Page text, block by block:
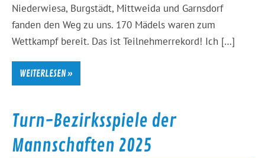
Niederwiesa, Burgstädt, Mittweida und Garnsdorf
fanden den Weg zu uns. 170 Mädels waren zum
Wettkampf bereit. Das ist Teilnehmerrekord! Ich […]
WEITERLESEN »
Turn-Bezirksspiele der
Mannschaften 2025